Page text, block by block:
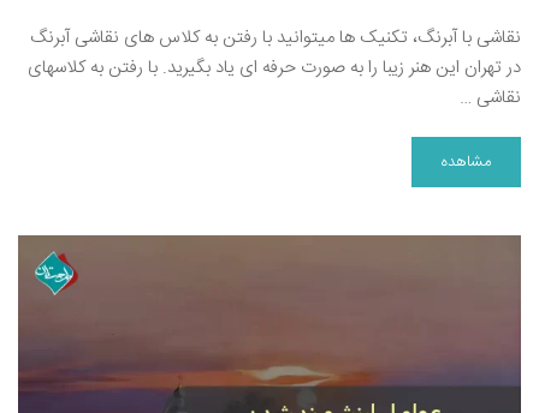
نقاشی با آبرنگ، تکنیک ها میتوانید با رفتن به کلاس های نقاشی آبرنگ
در تهران این هنر زیبا را به صورت حرفه ای یاد بگیرید. با رفتن به کلاسهای
نقاشی …
مشاهده